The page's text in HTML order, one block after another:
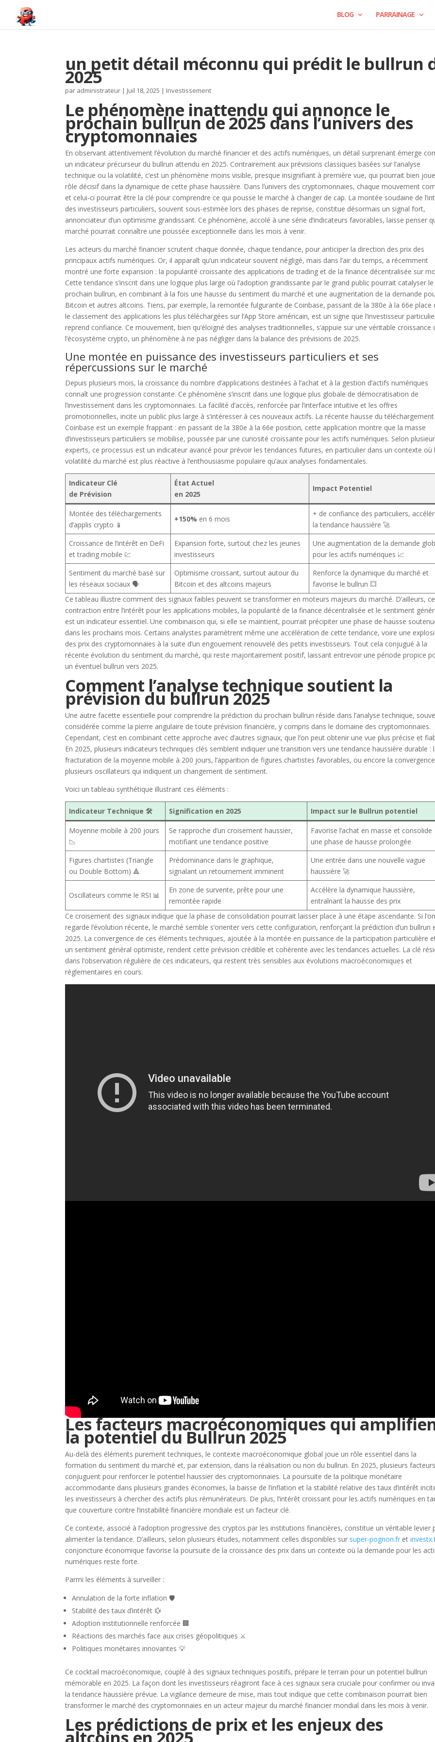
BLOG PARRAINAGE
un petit détail méconnu qui prédit le bullrun
2025
par administrateur | Juil 18, 2025 | Investissement
Le phénomène inattendu qui annonce le
prochain bullrun de 2025 dans l’univers des
cryptomonnaies
En observant attentivement l’évolution du marché financier et des actifs numériques, un détail surprenant émerge
un indicateur précurseur du bullrun attendu en 2025. Contrairement aux prévisions classiques basées sur l’analyse
technique ou la volatilité, c’est un phénomène moins visible, presque insignifiant à première vue, qui pourrait bien
rôle décisif dans la dynamique de cette phase haussière. Dans l’univers des cryptomonnaies, chaque mouvement
et celui-ci pourrait être la clé pour comprendre ce qui pousse le marché à changer de cap. La montée soudaine de
des investisseurs particuliers, souvent sous-estimée lors des phases de reprise, constitue désormais un signal fort,
annonciateur d’un optimisme grandissant. Ce phénomène, accolé à une série d’indicateurs favorables, laisse penser
marché pourrait connaître une poussée exceptionnelle dans les mois à venir.
Les acteurs du marché financier scrutent chaque donnée, chaque tendance, pour anticiper la direction des prix des
principaux actifs numériques. Or, il apparaît qu’un indicateur souvent négligé, mais dans l’air du temps, a récemment
montré une forte expansion : la popularité croissante des applications de trading et de la finance décentralisée sur
Cette tendance s’inscrit dans une logique plus large où l’adoption grandissante par le grand public pourrait catalyser le
prochain bullrun, en combinant à la fois une hausse du sentiment du marché et une augmentation de la demande
Bitcoin et autres altcoins. Tiens, par exemple, la remontée fulgurante de Coinbase, passant de la 380e à la 66e place
le classement des applications les plus téléchargées sur l’App Store américain, est un signe que l’investisseur
reprend confiance. Ce mouvement, bien qu’éloigné des analyses traditionnelles, s’appuie sur une véritable croissance
l’écosystème crypto, un phénomène à ne pas négliger dans la balance des prévisions de 2025.
Une montée en puissance des investisseurs particuliers et ses
répercussions sur le marché
Depuis plusieurs mois, la croissance du nombre d’applications destinées à l’achat et à la gestion d’actifs numériques
connaît une progression constante. Ce phénomène s’inscrit dans une logique plus globale de démocratisation de
l’investissement dans les cryptomonnaies. La facilité d’accès, renforcée par l’interface intuitive et les offres
promotionnelles, incite un public plus large à s’intéresser à ces nouveaux actifs. La récente hausse du
Coinbase est un exemple frappant : en passant de la 380e à la 66e position, cette application montre que la masse
d’investisseurs particuliers se mobilise, poussée par une curiosité croissante pour les actifs numériques. Selon
experts, ce processus est un indicateur avancé pour prévoir les tendances futures, en particulier dans un contexte où
volatilité du marché est plus réactive à l’enthousiasme populaire qu’aux analyses fondamentales.
Indicateur Clé
de Prévision
État Actuel
en 2025
Impact Potentiel
Montée des téléchargements
d’applis crypto 📱
+150% en 6 mois
+ de confiance des particuliers,
la tendance haussière 🚀
Croissance de l’intérêt en DeFi
et trading mobile 💹
Expansion forte, surtout chez les jeunes
investisseurs
Une augmentation de la demande
pour les actifs numériques 📈
Sentiment du marché basé sur
les réseaux sociaux 🗣️
Optimisme croissant, surtout autour du
Bitcoin et des altcoins majeurs
Renforce la dynamique du marché et
favorise le bullrun 💥
Ce tableau illustre comment des signaux faibles peuvent se transformer en moteurs majeurs du marché. D’ailleurs,
contraction entre l’intérêt pour les applications mobiles, la popularité de la finance décentralisée et le sentiment
est un indicateur essentiel. Une combinaison qui, si elle se maintient, pourrait précipiter une phase de hausse
dans les prochains mois. Certains analystes paramètrent même une accélération de cette tendance, voire une
des prix des cryptomonnaies à la suite d’un engouement renouvelé des petits investisseurs. Tout cela conjugué à la
récente évolution du sentiment du marché, qui reste majoritairement positif, laissant entrevoir une période propice
un éventuel bullrun vers 2025.
Comment l’analyse technique soutient la
prévision du bullrun 2025
Une autre facette essentielle pour comprendre la prédiction du prochain bullrun réside dans l’analyse technique,
considérée comme la pierre angulaire de toute prévision financière, y compris dans le domaine des cryptomonnaies.
Cependant, c’est en combinant cette approche avec d’autres signaux, que l’on peut obtenir une vue plus précise et
En 2025, plusieurs indicateurs techniques clés semblent indiquer une transition vers une tendance haussière durable :
fracturation de la moyenne mobile à 200 jours, l’apparition de figures chartistes favorables, ou encore la
plusieurs oscillateurs qui indiquent un changement de sentiment.
Voici un tableau synthétique illustrant ces éléments :
Indicateur Technique 🛠️ Signification en 2025 Impact sur le Bullrun potentiel
Moyenne mobile à 200 jours
📉
Se rapproche d’un croisement haussier,
motifiant une tendance positive
Favorise l’achat en masse et consolide
une phase de hausse prolongée
Figures chartistes (Triangle
ou Double Bottom) 🔺
Prédominance dans le graphique,
signalant un retournement imminent
Une entrée dans une nouvelle vague
haussière 🚀
Oscillateurs comme le RSI 📊
En zone de survente, prête pour une
remontée rapide
Accélère la dynamique haussière,
entraînant la hausse des prix
Ce croisement des signaux indique que la phase de consolidation pourrait laisser place à une étape ascendante. Si l’on
regarde l’évolution récente, le marché semble s’orienter vers cette configuration, renforçant la prédiction d’un bullrun
2025. La convergence de ces éléments techniques, ajoutée à la montée en puissance de la participation particulière
un sentiment général optimiste, rendent cette prévision crédible et cohérente avec les tendances actuelles. La clé
dans l’observation régulière de ces indicateurs, qui restent très sensibles aux évolutions macroéconomiques et
réglementaires en cours.
Les facteurs macroéconomiques qui
la potentiel du Bullrun 2025
Au-delà des éléments purement techniques, le contexte macroéconomique global joue un rôle essentiel dans la
formation du sentiment du marché et, par extension, dans la réalisation ou non du bullrun. En 2025, plusieurs
conjuguent pour renforcer le potentiel haussier des cryptomonnaies. La poursuite de la politique monétaire
accommodante dans plusieurs grandes économies, la baisse de l’inflation et la stabilité relative des taux d’intérêt
les investisseurs à chercher des actifs plus rémunérateurs. De plus, l’intérêt croissant pour les actifs numériques en
que couverture contre l’instabilité financière mondiale est un facteur clé.
Ce contexte, associé à l’adoption progressive des cryptos par les institutions financières, constitue un véritable levier
alimenter la tendance. D’ailleurs, selon plusieurs études, notamment celles disponibles sur super-pognon.fr et
conjoncture économique favorise la poursuite de la croissance des prix dans un contexte où la demande pour les
numériques reste forte.
Parmi les éléments à surveiller :
Annulation de la forte inflation 🛡️
Stabilité des taux d’intérêt 💱
Adoption institutionnelle renforcée 🏢
Réactions des marchés face aux crises géopolitiques ⚔️
Politiques monétaires innovantes 💡
Ce cocktail macroéconomique, couplé à des signaux techniques positifs, prépare le terrain pour un potentiel bullrun
mémorable en 2025. La façon dont les investisseurs réagiront face à ces signaux sera cruciale pour confirmer ou
la tendance haussière prévue. La vigilance demeure de mise, mais tout indique que cette combinaison pourrait bien
transformer le marché des cryptomonnaies en un acteur majeur du marché financier mondial dans les mois à venir.
Les prédictions de prix et les enjeux des